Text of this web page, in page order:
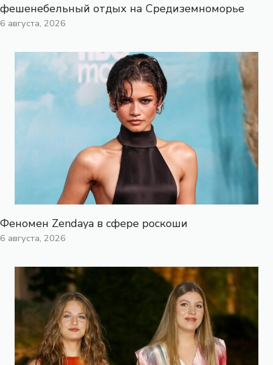
фешенебельный отдых на Средиземноморье
6 августа, 2026
Феномен Zendaya в сфере роскоши
6 августа, 2026